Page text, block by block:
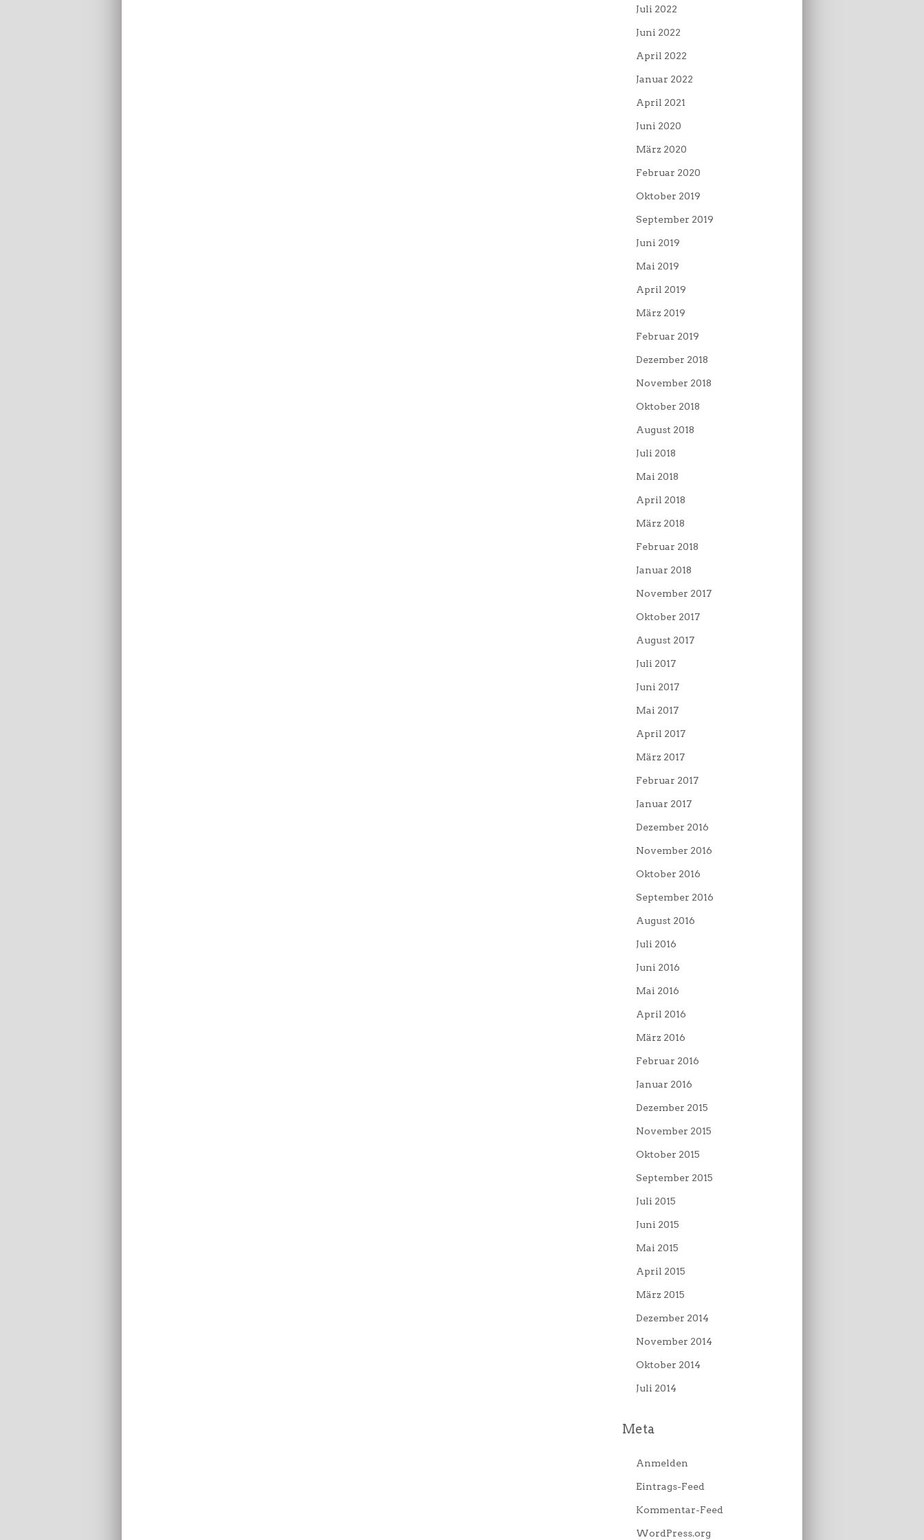
Juli 2022
Juni 2022
April 2022
Januar 2022
April 2021
Juni 2020
März 2020
Februar 2020
Oktober 2019
September 2019
Juni 2019
Mai 2019
April 2019
März 2019
Februar 2019
Dezember 2018
November 2018
Oktober 2018
August 2018
Juli 2018
Mai 2018
April 2018
März 2018
Februar 2018
Januar 2018
November 2017
Oktober 2017
August 2017
Juli 2017
Juni 2017
Mai 2017
April 2017
März 2017
Februar 2017
Januar 2017
Dezember 2016
November 2016
Oktober 2016
September 2016
August 2016
Juli 2016
Juni 2016
Mai 2016
April 2016
März 2016
Februar 2016
Januar 2016
Dezember 2015
November 2015
Oktober 2015
September 2015
Juli 2015
Juni 2015
Mai 2015
April 2015
März 2015
Dezember 2014
November 2014
Oktober 2014
Juli 2014
Meta
Anmelden
Eintrags-Feed
Kommentar-Feed
WordPress.org